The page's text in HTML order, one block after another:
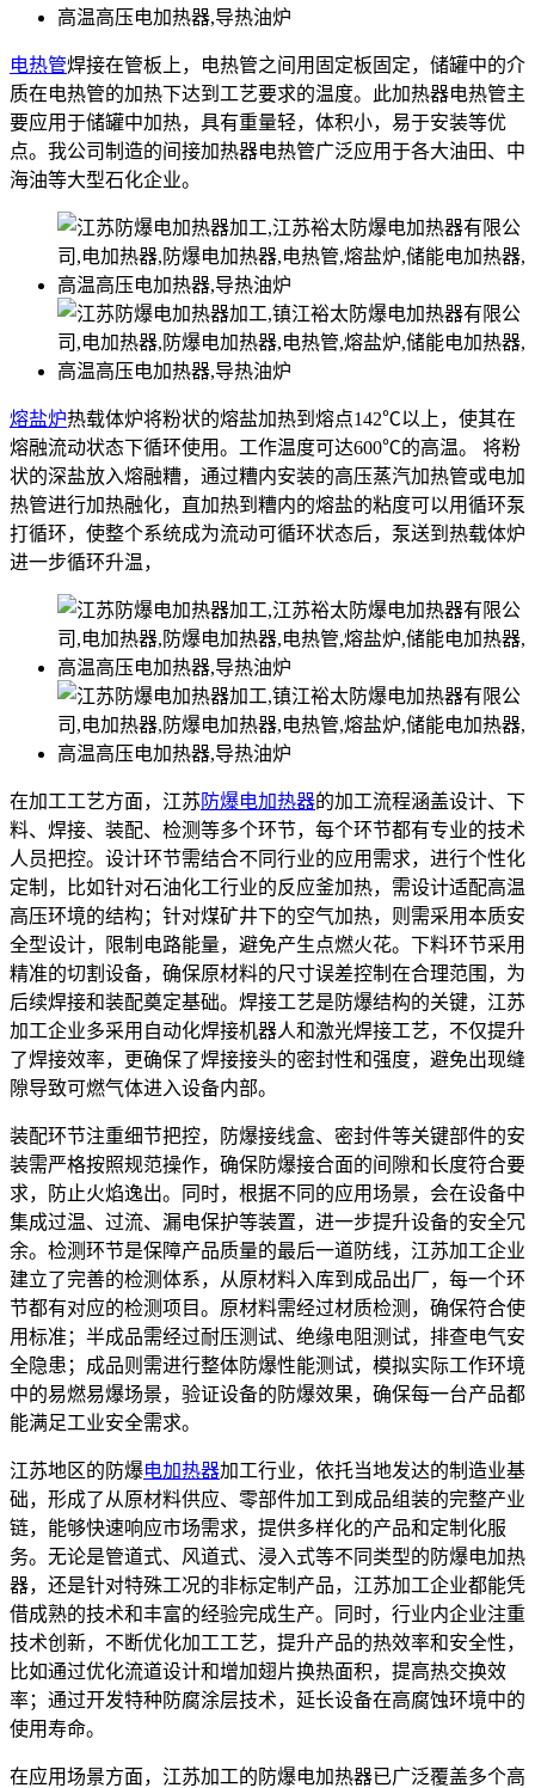
电热管焊接在管板上，电热管之间用固定板固定，储罐中的介
质在电热管的加热下达到工艺要求的温度。此加热器电热管主
要应用于储罐中加热，具有重量轻，体积小，易于安装等优
点。我公司制造的间接加热器电热管广泛应用于各大油田、中
海油等大型石化企业。
熔盐炉热载体炉将粉状的熔盐加热到熔点142℃以上，使其在
熔融流动状态下循环使用。工作温度可达600℃的高温。 将粉
状的深盐放入熔融糟，通过糟内安装的高压蒸汽加热管或电加
热管进行加热融化，直加热到糟内的熔盐的粘度可以用循环泵
打循环，使整个系统成为流动可循环状态后，泵送到热载体炉
进一步循环升温，
在加工工艺方面，江苏 防爆电加热器的加工流程涵盖设计、下
料、焊接、装配、检测等多个环节，每个环节都有专业的技术
人员把控。设计环节需结合不同行业的应用需求，进行个性化
定制，比如针对石油化工行业的反应釜加热，需设计适配高温
高压环境的结构；针对煤矿井下的空气加热，则需采用本质安
全型设计，限制电路能量，避免产生点燃火花。下料环节采用
精准的切割设备，确保原材料的尺寸误差控制在合理范围，为
后续焊接和装配奠定基础。焊接工艺是防爆结构的关键，江苏
加工企业多采用自动化焊接机器人和激光焊接工艺，不仅提升
了焊接效率，更确保了焊接接头的密封性和强度，避免出现缝
隙导致可燃气体进入设备内部。
装配环节注重细节把控，防爆接线盒、密封件等关键部件的安
装需严格按照规范操作，确保防爆接合面的间隙和长度符合要
求，防止火焰逸出。同时，根据不同的应用场景，会在设备中
集成过温、过流、漏电保护等装置，进一步提升设备的安全冗
余。检测环节是保障产品质量的最后一道防线，江苏加工企业
建立了完善的检测体系，从原材料入库到成品出厂，每一个环
节都有对应的检测项目。原材料需经过材质检测，确保符合使
用标准；半成品需经过耐压测试、绝缘电阻测试，排查电气安
全隐患；成品则需进行整体防爆性能测试，模拟实际工作环境
中的易燃易爆场景，验证设备的防爆效果，确保每一台产品都
能满足工业安全需求。
江苏地区的防爆电加热器加工行业，依托当地发达的制造业基
础，形成了从原材料供应、零部件加工到成品组装的完整产业
链，能够快速响应市场需求，提供多样化的产品和定制化服
务。无论是管道式、风道式、浸入式等不同类型的防爆电加热
器，还是针对特殊工况的非标定制产品，江苏加工企业都能凭
借成熟的技术和丰富的经验完成生产。同时，行业内企业注重
技术创新，不断优化加工工艺，提升产品的热效率和安全性，
比如通过优化流道设计和增加翅片换热面积，提高热交换效
率；通过开发特种防腐涂层技术，延长设备在高腐蚀环境中的
使用寿命。
在应用场景方面，江苏加工的防爆电加热器已广泛覆盖多个高